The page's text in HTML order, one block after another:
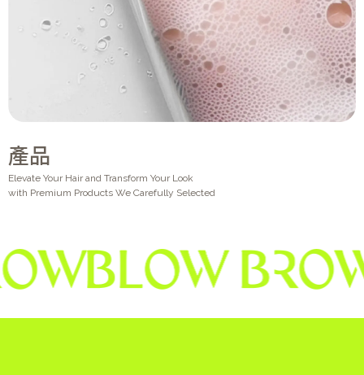
產品
Elevate Your Hair and Transform Your Look
with Premium Products We Carefully Selected